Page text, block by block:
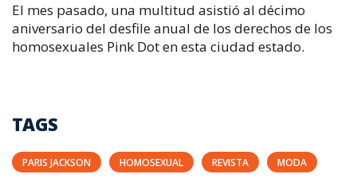
El mes pasado, una multitud asistió al décimo
aniversario del desfile anual de los derechos de los
homosexuales Pink Dot en esta ciudad estado.
TAGS
PARIS JACKSON HOMOSEXUAL REVISTA MODA